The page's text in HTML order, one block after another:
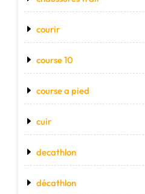
courir
course 10
course a pied
cuir
decathlon
décathlon